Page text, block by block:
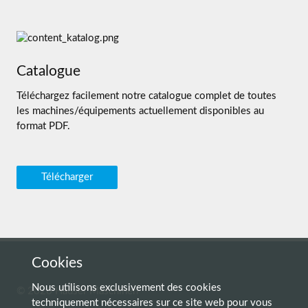
Catalogue
Téléchargez facilement notre catalogue complet de toutes
les machines/équipements actuellement disponibles au
format PDF.
Télécharger
© 2026 Hauser Maschinen
Cookies
Nous utilisons exclusivement des cookies
techniquement nécessaires sur ce site web pour vous